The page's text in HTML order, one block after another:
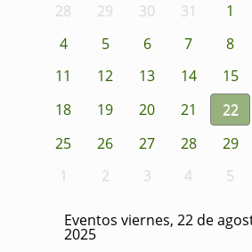
28 29 30 31 1
4
5 6 7 8
11
12 13 14 15
18
19 20 21 22
25
26 27 28 29
1
2 3 4 5
Eventos viernes, 22 de
2025